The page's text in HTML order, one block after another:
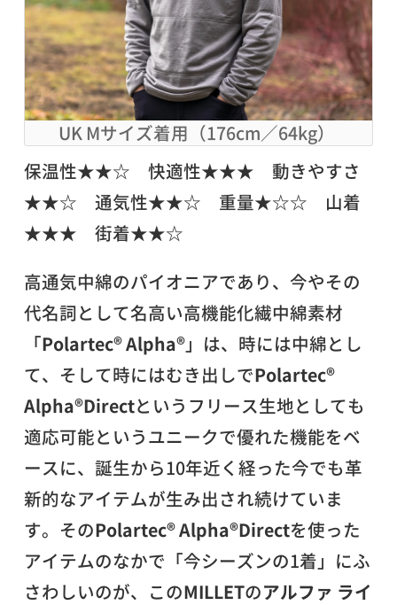
UK Mサイズ着用（176cm／64kg）
保温性★★☆ 快適性★★★ 動きやすさ
★★☆ 通気性★★☆ 重量★☆☆ 山着
★★★ 街着★★☆
高通気中綿のパイオニアであり、今やその
代名詞として名高い高機能化繊中綿素材
「Polartec® Alpha®」は、時には中綿とし
て、そして時にはむき出しでPolartec®
Alpha®Directというフリース生地としても
適応可能というユニークで優れた機能をベ
ースに、誕生から10年近く経った今でも革
新的なアイテムが生み出され続けていま
す。そのPolartec® Alpha®Directを使った
アイテムのなかで「今シーズンの1着」にふ
さわしいのが、このMILLETのアルファ ライ